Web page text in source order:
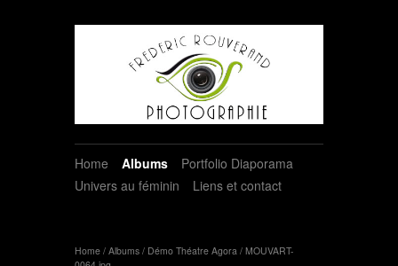
Home Albums
Portfolio Diaporama
Univers au féminin
Liens et contact
Home / Albums / Démo Théatre Agora / MOUVART-